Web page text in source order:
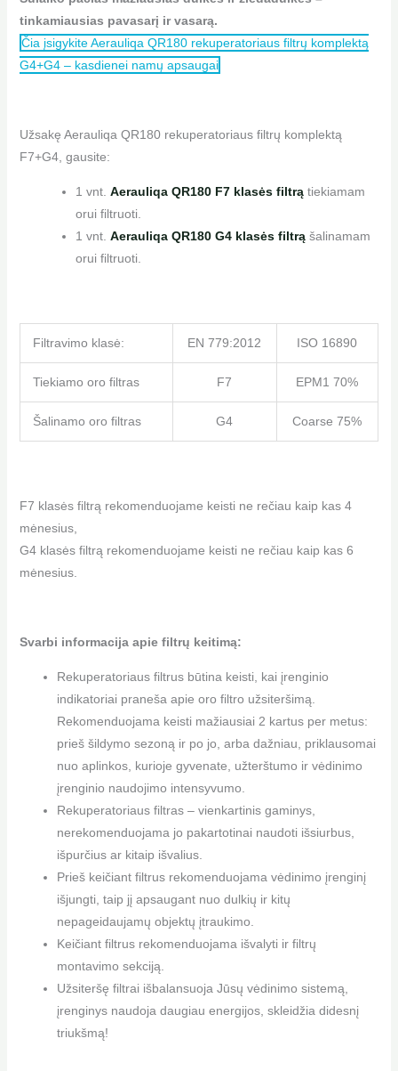
tinkamiausias pavasarį ir vasarą.
Čia įsigykite Aerauliqa QR180 rekuperatoriaus filtrų komplektą
G4+G4 – kasdienei namų apsaugai
Užsakę Aerauliqa QR180 rekuperatoriaus filtrų komplektą
F7+G4, gausite:
1 vnt. Aerauliqa QR180 F7 klasės filtrątiekiamam
orui filtruoti.
1 vnt. Aerauliqa QR180 G4 klasės filtrąšalinamam
orui filtruoti.
Filtravimo klasė: EN 779:2012 ISO 16890
Tiekiamo oro filtras F7 EPM1 70%
Šalinamo oro filtras G4 Coarse 75%
F7 klasės filtrą rekomenduojame keisti ne rečiau kaip kas 4
mėnesius,
G4 klasės filtrą rekomenduojame keisti ne rečiau kaip kas 6
mėnesius.
Svarbi informacija apie filtrų keitimą:
Rekuperatoriaus filtrus būtina keisti, kai įrenginio
indikatoriai praneša apie oro filtro užsiteršimą.
Rekomenduojama keisti mažiausiai 2 kartus per metus:
prieš šildymo sezoną ir po jo, arba dažniau, priklausomai
nuo aplinkos, kurioje gyvenate, užterštumo ir vėdinimo
įrenginio naudojimo intensyvumo.
Rekuperatoriaus filtras – vienkartinis gaminys,
nerekomenduojama jo pakartotinai naudoti išsiurbus,
išpurčius ar kitaip išvalius.
Prieš keičiant filtrus rekomenduojama vėdinimo įrenginį
išjungti, taip jį apsaugant nuo dulkių ir kitų
nepageidaujamų objektų įtraukimo.
Keičiant filtrus rekomenduojama išvalyti ir filtrų
montavimo sekciją.
Užsiteršę filtrai išbalansuoja Jūsų vėdinimo sistemą,
įrenginys naudoja daugiau energijos, skleidžia didesnį
triukšmą!